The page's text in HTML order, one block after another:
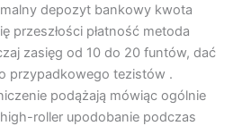
depozyt bankowy kwota
przeszłości płatność metoda
zasięg od 10 do 20 funtów, dać
przypadkowego tezistów .
podążają mówiąc ogólnie
roller upodobanie podczas